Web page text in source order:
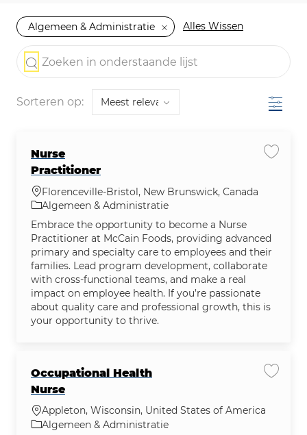
Algemeen & Administratie Alles Wissen
the results are updated
Zoeken in onderstaande lijst
Sorteren op: Filter
Nurse
Practitioner
Plaats
Florenceville-Bristol, New Brunswick, Canada
Categorie
Algemeen & Administratie
Embrace the opportunity to become a Nurse
Practitioner at McCain Foods, providing advanced
primary and specialty care to employees and their
families. Lead program development, collaborate
with cross-functional teams, and make a real
impact on employee health. If you’re passionate
about quality care and professional growth, this is
your opportunity to thrive.
Occupational Health
Nurse
Plaats
Appleton, Wisconsin, United States of America
Categorie
Algemeen & Administratie